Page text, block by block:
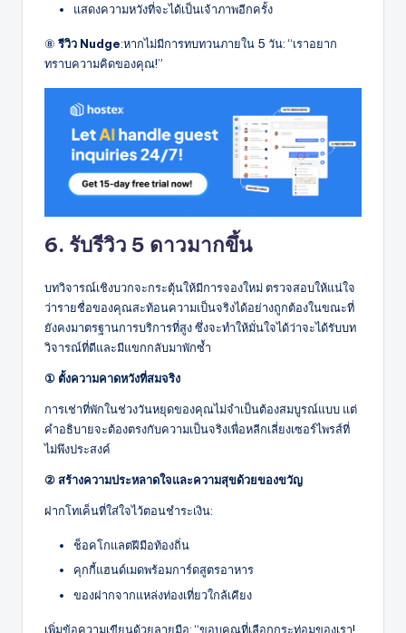
แสดงความหวังที่จะได้เป็นเจ้าภาพอีกครั้ง
⑧ รีวิว Nudge:หากไม่มีการทบทวนภายใน 5 วัน: “เราอยาก
ทราบความคิดของคุณ!”
6. รับรีวิว 5 ดาวมากขึ้น
บทวิจารณ์เชิงบวกจะกระตุ้นให้มีการจองใหม่ ตรวจสอบให้แน่ใจ
ว่ารายชื่อของคุณสะท้อนความเป็นจริงได้อย่างถูกต้องในขณะที่
ยังคงมาตรฐานการบริการที่สูง ซึ่งจะทำให้มั่นใจได้ว่าจะได้รับบท
วิจารณ์ที่ดีและมีแขกกลับมาพักซ้ำ
① ตั้งความคาดหวังที่สมจริง
การเช่าที่พักในช่วงวันหยุดของคุณไม่จำเป็นต้องสมบูรณ์แบบ แต่
คำอธิบายจะต้องตรงกับความเป็นจริงเพื่อหลีกเลี่ยงเซอร์ไพรส์ที่
ไม่พึงประสงค์
② สร้างความประหลาดใจและความสุขด้วยของขวัญ
ฝากโทเค็นที่ใส่ใจไว้ตอนชำระเงิน:
ช็อคโกแลตฝีมือท้องถิ่น
คุกกี้แฮนด์เมดพร้อมการ์ดสูตรอาหาร
ของฝากจากแหล่งท่องเที่ยวใกล้เคียง
เพิ่มข้อความเขียนด้วยลายมือ: “ขอบคุณที่เลือกกระท่อมของเรา!